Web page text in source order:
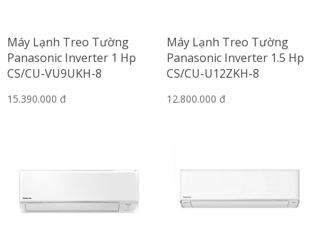
Máy Lạnh Treo Tường
Panasonic Inverter 1 Hp
CS/CU-VU9UKH-8
15.390.000 đ
Máy Lạnh Treo Tường
Panasonic Inverter 1.5 Hp
CS/CU-U12ZKH-8
12.800.000 đ